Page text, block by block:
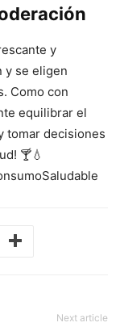
y
y se eligen
Como con
equilibrar el
tomar decisiones
🍸💧
Next article